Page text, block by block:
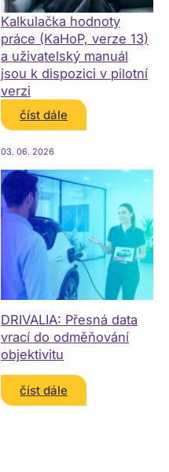
Kalkulačka hodnoty
práce (KaHoP, verze 13)
a uživatelský manuál
jsou k dispozici v pilotní
verzi
číst dále
03. 06. 2026
DRIVALIA: Přesná data
vrací do odměňování
objektivitu
číst dále